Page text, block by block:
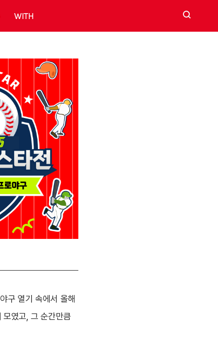
WITH 검색
구 열기 속에서 올해
였고, 그 순간만큼